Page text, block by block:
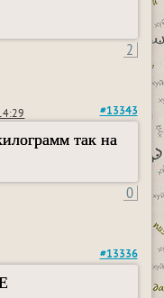
2
#13343
так на
0
#13336